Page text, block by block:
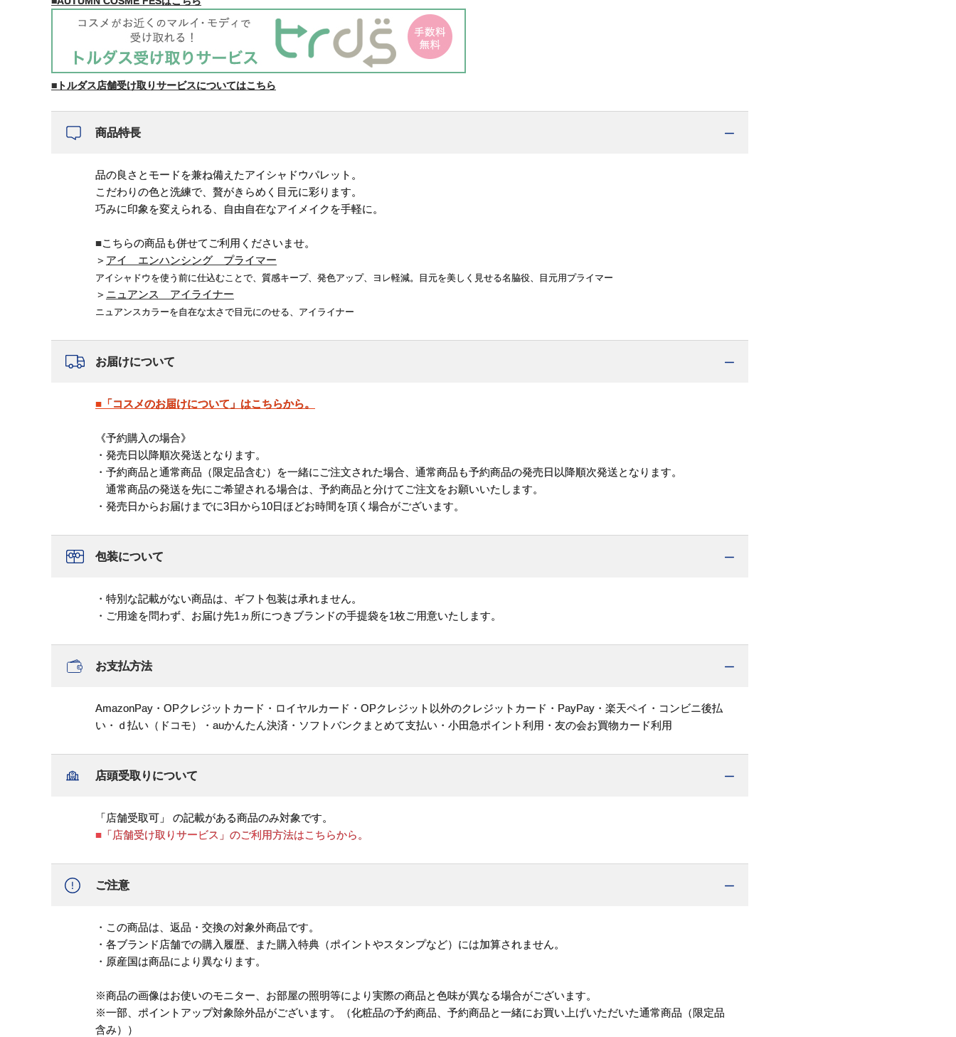
■トルダス店舗受け取りサービスについてはこちら
商品特長
品の良さとモードを兼ね備えたアイシャドウパレット。
こだわりの色と洗練で、贅がきらめく目元に彩ります。
巧みに印象を変えられる、自由自在なアイメイクを手軽に。
■こちらの商品も併せてご利用くださいませ。
＞ アイ エンハンシング プライマー
アイシャドウを使う前に仕込むことで、質感キープ、発色アップ、ヨレ軽減。目元を美しく見せる名脇役、目元用プライマー
＞ ニュアンス アイライナー
ニュアンスカラーを自在な太さで目元にのせる、アイライナー
お届けについて
■「コスメのお届けについて」はこちらから。
《予約購入の場合》
・発売日以降順次発送となります。
・予約商品と通常商品（限定品含む）を一緒にご注文された場合、通常商品も予約商品の発売日以降順次発送となります。
通常商品の発送を先にご希望される場合は、予約商品と分けてご注文をお願いいたします。
・発売日からお届けまでに3日から10日ほどお時間を頂く場合がございます。
包装について
・特別な記載がない商品は、ギフト包装は承れません。
・ご用途を問わず、お届け先1ヵ所につきブランドの手提袋を1枚ご用意いたします。
お支払方法
AmazonPay・OPクレジットカード・ロイヤルカード・OPクレジット以外のクレジットカード・PayPay・楽天ペイ・コンビニ後払
い・ｄ払い（ドコモ）・auかんたん決済・ソフトバンクまとめて支払い・小田急ポイント利用・友の会お買物カード利用
店頭受取りについて
「店舗受取可」 の記載がある商品のみ対象です。
■「店舗受け取りサービス」のご利用方法はこちらから。
ご注意
・この商品は、返品・交換の対象外商品です。
・各ブランド店舗での購入履歴、また購入特典（ポイントやスタンプなど）には加算されません。
・原産国は商品により異なります。
※商品の画像はお使いのモニター、お部屋の照明等により実際の商品と色味が異なる場合がございます。
※一部、ポイントアップ対象除外品がございます。（化粧品の予約商品、予約商品と一緒にお買い上げいただいた通常商品（限定品
含み））